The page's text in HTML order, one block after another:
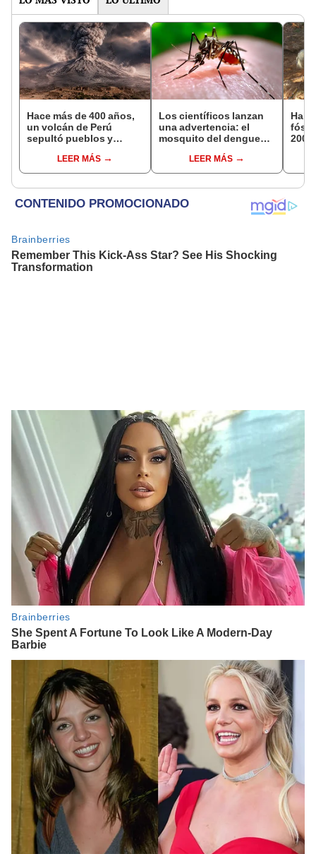
Hace más de 400 años,
un volcán de Perú
sepultó pueblos y
veranos más fríos de la
historia: sigue bajo
LEER MÁS
Los científicos lanzan
una advertencia: el
mosquito del dengue
sobrevivir a uno de los
insecticidas más
LEER MÁS
fósil